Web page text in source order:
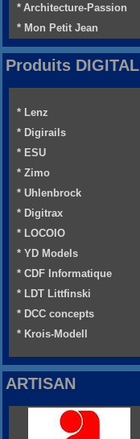
* Architecture-Passion
* Mon Petit Jean
Produits DIGITAL
* Lenz
* Digirails
* ESU
* Zimo
* Uhlenbrock
* Digitrax
* LOCOIO
* YD Models
* CDF Informatique
* LDT Littfinski
* DCC concepts
* Krois-Modell
ARTISAN